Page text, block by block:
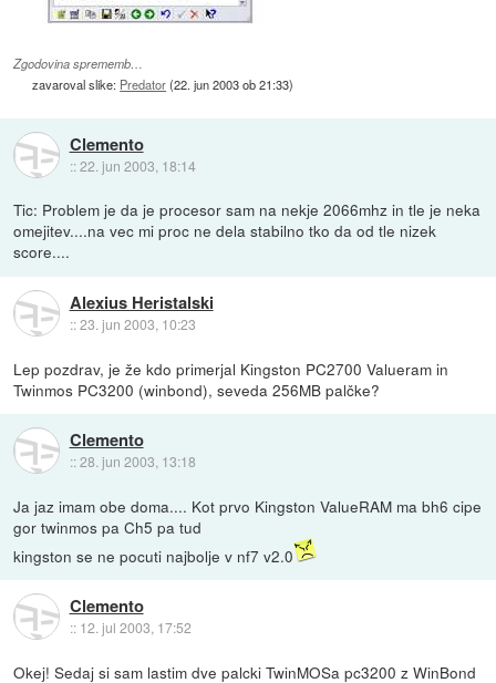
Zgodovina sprememb…
zavaroval slike: Predator(22. jun 2003 ob 21:33)
Clemento
::22. jun 2003, 18:14
Tic: Problem je da je procesor sam na nekje 2066mhz in tle je neka
omejitev....na vec mi proc ne dela stabilno tko da od tle nizek
score....
Alexius Heristalski
::23. jun 2003, 10:23
Lep pozdrav, je že kdo primerjal Kingston PC2700 Valueram in
Twinmos PC3200 (winbond), seveda 256MB palčke?
Clemento
::28. jun 2003, 13:18
Ja jaz imam obe doma.... Kot prvo Kingston ValueRAM ma bh6 cipe
gor twinmos pa Ch5 pa tud
kingston se ne pocuti najbolje v nf7 v2.0
Clemento
:: 12. jul 2003, 17:52
Okej! Sedaj si sam lastim dve palcki TwinMOSa pc3200 z WinBond